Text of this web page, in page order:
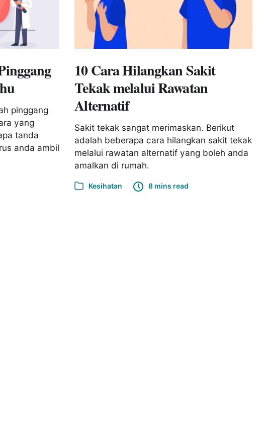
pinggang
yang
tanda
anda ambil
10 Cara Hilangkan Sakit
Tekak melalui Rawatan
Alternatif
Sakit tekak sangat merimaskan. Berikut
adalah beberapa cara hilangkan sakit tekak
melalui rawatan alternatif yang boleh anda
amalkan di rumah.
Kesihatan 8 mins read